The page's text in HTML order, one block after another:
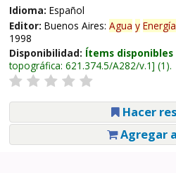
Idioma: Español
Editor: Buenos Aires: Agua y Energía
1998
Disponibilidad: Ítems
topográfica: 621.374.5/A282/v.1 (1).
Hacer
Agregar